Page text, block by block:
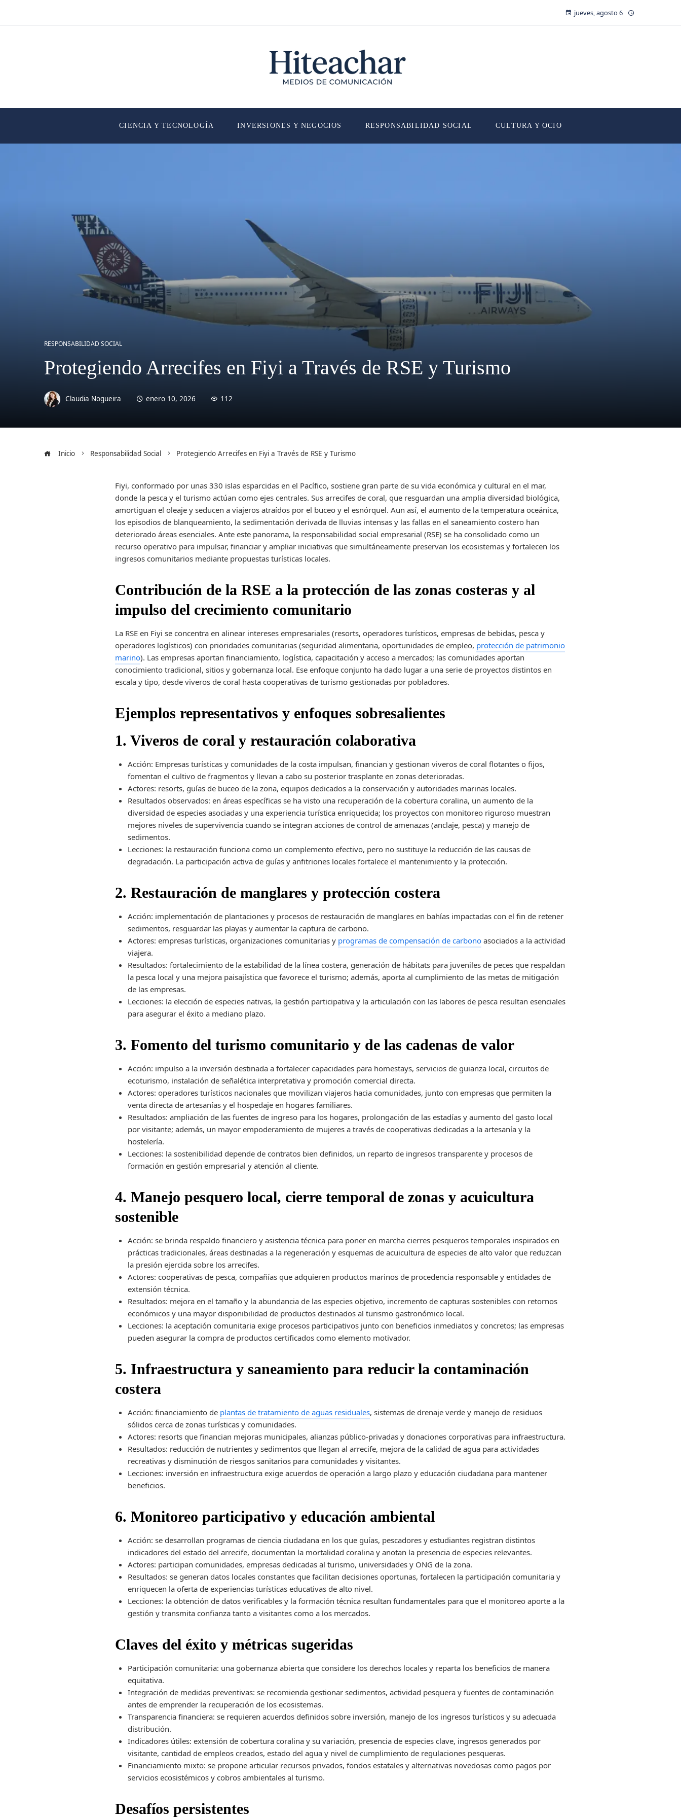
jueves, agosto 6
CIENCIA Y TECNOLOGÍA INVERSIONES Y NEGOCIOS RESPONSABILIDAD SOCIAL CULTURA Y OCIO
RESPONSABILIDAD SOCIAL
Protegiendo Arrecifes en Fiyi a Través de RSE y Turismo
Claudia Nogueira enero 10, 2026 112
Inicio Responsabilidad Social Protegiendo Arrecifes en Fiyi a Través de RSE y Turismo
Fiyi, conformado por unas 330 islas esparcidas en el Pacífico, sostiene gran parte de su vida económica y cultural en el mar,
donde la pesca y el turismo actúan como ejes centrales. Sus arrecifes de coral, que resguardan una amplia diversidad biológica,
amortiguan el oleaje y seducen a viajeros atraídos por el buceo y el esnórquel. Aun así, el aumento de la temperatura oceánica,
los episodios de blanqueamiento, la sedimentación derivada de lluvias intensas y las fallas en el saneamiento costero han
deteriorado áreas esenciales. Ante este panorama, la responsabilidad social empresarial (RSE) se ha consolidado como un
recurso operativo para impulsar, financiar y ampliar iniciativas que simultáneamente preservan los ecosistemas y fortalecen los
ingresos comunitarios mediante propuestas turísticas locales.
Contribución de la RSE a la protección de las zonas costeras y al
impulso del crecimiento comunitario
La RSE en Fiyi se concentra en alinear intereses empresariales (resorts, operadores turísticos, empresas de bebidas, pesca y
operadores logísticos) con prioridades comunitarias (seguridad alimentaria, oportunidades de empleo, protección de patrimonio
marino). Las empresas aportan financiamiento, logística, capacitación y acceso a mercados; las comunidades aportan
conocimiento tradicional, sitios y gobernanza local. Ese enfoque conjunto ha dado lugar a una serie de proyectos distintos en
escala y tipo, desde viveros de coral hasta cooperativas de turismo gestionadas por pobladores.
Ejemplos representativos y enfoques sobresalientes
1. Viveros de coral y restauración colaborativa
Acción: Empresas turísticas y comunidades de la costa impulsan, financian y gestionan viveros de coral flotantes o fijos,
fomentan el cultivo de fragmentos y llevan a cabo su posterior trasplante en zonas deterioradas.
Actores: resorts, guías de buceo de la zona, equipos dedicados a la conservación y autoridades marinas locales.
Resultados observados: en áreas específicas se ha visto una recuperación de la cobertura coralina, un aumento de la
diversidad de especies asociadas y una experiencia turística enriquecida; los proyectos con monitoreo riguroso muestran
mejores niveles de supervivencia cuando se integran acciones de control de amenazas (anclaje, pesca) y manejo de
sedimentos.
Lecciones: la restauración funciona como un complemento efectivo, pero no sustituye la reducción de las causas de
degradación. La participación activa de guías y anfitriones locales fortalece el mantenimiento y la protección.
2. Restauración de manglares y protección costera
Acción: implementación de plantaciones y procesos de restauración de manglares en bahías impactadas con el fin de retener
sedimentos, resguardar las playas y aumentar la captura de carbono.
Actores: empresas turísticas, organizaciones comunitarias y programas de compensación de carbono asociados a la actividad
viajera.
Resultados: fortalecimiento de la estabilidad de la línea costera, generación de hábitats para juveniles de peces que respaldan
la pesca local y una mejora paisajística que favorece el turismo; además, aporta al cumplimiento de las metas de mitigación
de las empresas.
Lecciones: la elección de especies nativas, la gestión participativa y la articulación con las labores de pesca resultan esenciales
para asegurar el éxito a mediano plazo.
3. Fomento del turismo comunitario y de las cadenas de valor
Acción: impulso a la inversión destinada a fortalecer capacidades para homestays, servicios de guianza local, circuitos de
ecoturismo, instalación de señalética interpretativa y promoción comercial directa.
Actores: operadores turísticos nacionales que movilizan viajeros hacia comunidades, junto con empresas que permiten la
venta directa de artesanías y el hospedaje en hogares familiares.
Resultados: ampliación de las fuentes de ingreso para los hogares, prolongación de las estadías y aumento del gasto local
por visitante; además, un mayor empoderamiento de mujeres a través de cooperativas dedicadas a la artesanía y la
hostelería.
Lecciones: la sostenibilidad depende de contratos bien definidos, un reparto de ingresos transparente y procesos de
formación en gestión empresarial y atención al cliente.
4. Manejo pesquero local, cierre temporal de zonas y acuicultura
sostenible
Acción: se brinda respaldo financiero y asistencia técnica para poner en marcha cierres pesqueros temporales inspirados en
prácticas tradicionales, áreas destinadas a la regeneración y esquemas de acuicultura de especies de alto valor que reduzcan
la presión ejercida sobre los arrecifes.
Actores: cooperativas de pesca, compañías que adquieren productos marinos de procedencia responsable y entidades de
extensión técnica.
Resultados: mejora en el tamaño y la abundancia de las especies objetivo, incremento de capturas sostenibles con retornos
económicos y una mayor disponibilidad de productos destinados al turismo gastronómico local.
Lecciones: la aceptación comunitaria exige procesos participativos junto con beneficios inmediatos y concretos; las empresas
pueden asegurar la compra de productos certificados como elemento motivador.
5. Infraestructura y saneamiento para reducir la contaminación
costera
Acción: financiamiento de plantas de tratamiento de aguas residuales, sistemas de drenaje verde y manejo de residuos
sólidos cerca de zonas turísticas y comunidades.
Actores: resorts que financian mejoras municipales, alianzas público-privadas y donaciones corporativas para infraestructura.
Resultados: reducción de nutrientes y sedimentos que llegan al arrecife, mejora de la calidad de agua para actividades
recreativas y disminución de riesgos sanitarios para comunidades y visitantes.
Lecciones: inversión en infraestructura exige acuerdos de operación a largo plazo y educación ciudadana para mantener
beneficios.
6. Monitoreo participativo y educación ambiental
Acción: se desarrollan programas de ciencia ciudadana en los que guías, pescadores y estudiantes registran distintos
indicadores del estado del arrecife, documentan la mortalidad coralina y anotan la presencia de especies relevantes.
Actores: participan comunidades, empresas dedicadas al turismo, universidades y ONG de la zona.
Resultados: se generan datos locales constantes que facilitan decisiones oportunas, fortalecen la participación comunitaria y
enriquecen la oferta de experiencias turísticas educativas de alto nivel.
Lecciones: la obtención de datos verificables y la formación técnica resultan fundamentales para que el monitoreo aporte a la
gestión y transmita confianza tanto a visitantes como a los mercados.
Claves del éxito y métricas sugeridas
Participación comunitaria: una gobernanza abierta que considere los derechos locales y reparta los beneficios de manera
equitativa.
Integración de medidas preventivas: se recomienda gestionar sedimentos, actividad pesquera y fuentes de contaminación
antes de emprender la recuperación de los ecosistemas.
Transparencia financiera: se requieren acuerdos definidos sobre inversión, manejo de los ingresos turísticos y su adecuada
distribución.
Indicadores útiles: extensión de cobertura coralina y su variación, presencia de especies clave, ingresos generados por
visitante, cantidad de empleos creados, estado del agua y nivel de cumplimiento de regulaciones pesqueras.
Financiamiento mixto: se propone articular recursos privados, fondos estatales y alternativas novedosas como pagos por
servicios ecosistémicos y cobros ambientales al turismo.
Desafíos persistentes